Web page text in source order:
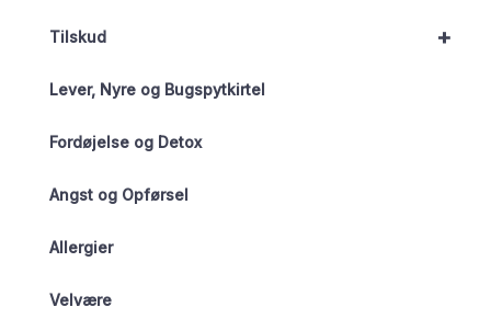
+
Tilskud
Lever, Nyre og Bugspytkirtel
Fordøjelse og Detox
Angst og Opførsel
Allergier
Velvære